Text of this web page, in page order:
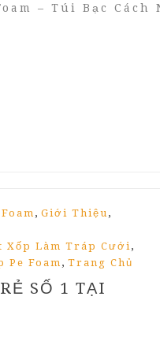
– Túi Bạc
, Giới Thiệu ,
Xốp Làm Tráp Cưới ,
Pe Foam , Trang Chủ
SỐ 1 TẠI